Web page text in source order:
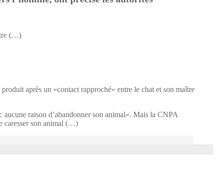
(…)
produit après un «contact rapproché» entre le chat et son maître
aucune raison d’abandonner son animal». Mais la CNPA
caresser son animal (…)